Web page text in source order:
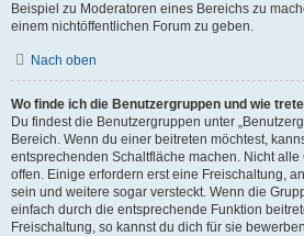
Beispiel zu Moderatoren eines Bereichs zu
einem nichtöffentlichen Forum zu geben.
Nach oben
Wo finde ich die Benutzergruppen und wie
Du findest die Benutzergruppen unter
Bereich. Wenn du einer beitreten möchtest,
entsprechenden Schaltfläche machen. Nicht
offen. Einige erfordern erst eine Freischaltung,
sein und weitere sogar versteckt. Wenn die
einfach durch die entsprechende Funktion
Freischaltung, so kannst du dich für sie